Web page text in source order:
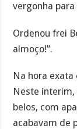
vergonha
Ordenou frei
almoço!”.
Na hora
Neste ínterim,
belos, com
acabavam de